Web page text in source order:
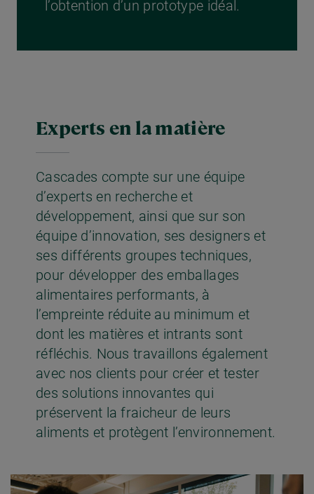
l’obtention d’un prototype idéal.
Experts en la matière
Cascades compte sur une équipe
d’experts en recherche et
développement, ainsi que sur son
équipe d’innovation, ses designers et
ses différents groupes techniques,
pour développer des emballages
alimentaires performants, à
l’empreinte réduite au minimum et
dont les matières et intrants sont
réfléchis. Nous travaillons également
avec nos clients pour créer et tester
des solutions innovantes qui
préservent la fraicheur de leurs
aliments et protègent l’environnement.